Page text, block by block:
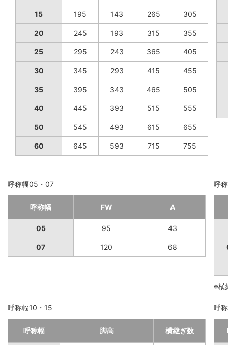
15 195 143 265 305
20 245 193 315 355
25 295 243 365 405
30 345 293 415 455
35 395 343 465 505
40 445 393 515 555
50 545 493 615 655
60 645 593 715 755
呼称幅05・07
呼称幅 FW A
05 95 43
07 120 68
呼
※横
呼称幅10・15
呼称幅 脚高 横継ぎ数
呼